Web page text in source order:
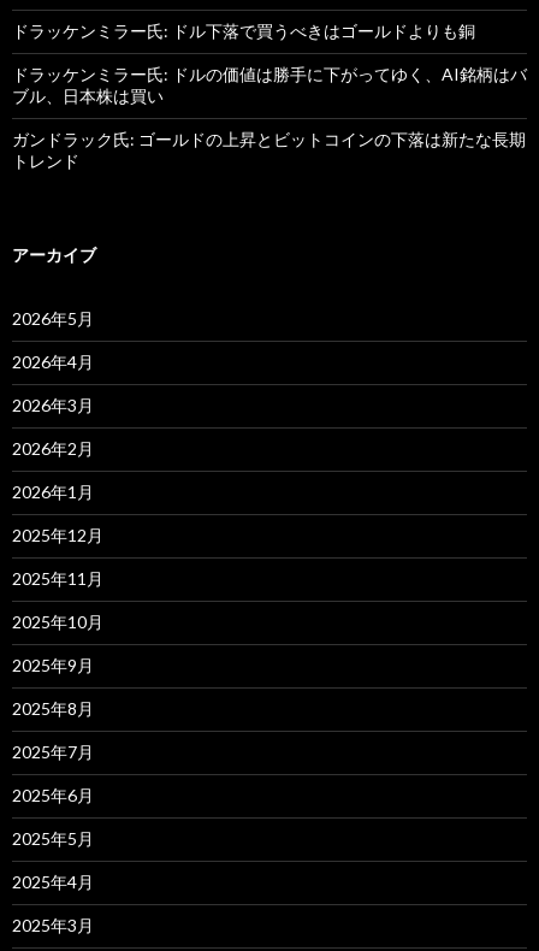
ドラッケンミラー氏: ドル下落で買うべきはゴールドよりも銅
ドラッケンミラー氏: ドルの価値は勝手に下がってゆく、AI銘柄はバ
ブル、日本株は買い
ガンドラック氏: ゴールドの上昇とビットコインの下落は新たな長期
トレンド
アーカイブ
2026年5月
2026年4月
2026年3月
2026年2月
2026年1月
2025年12月
2025年11月
2025年10月
2025年9月
2025年8月
2025年7月
2025年6月
2025年5月
2025年4月
2025年3月